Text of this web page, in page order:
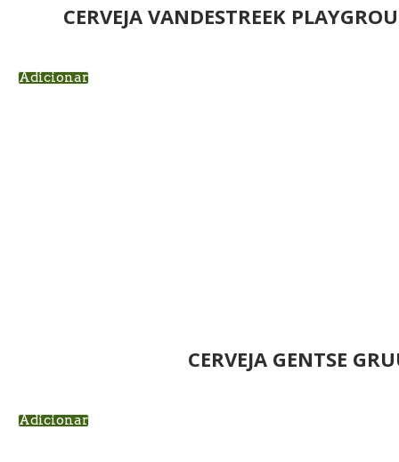
CERVEJA VANDESTREEK
Adicionar
CERVEJA GENTSE
Adicionar